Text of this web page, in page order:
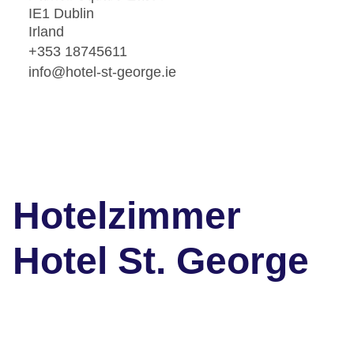
IE1 Dublin
Irland
+353 18745611
info@hotel-st-george.ie
Hotelzimmer
Hotel St. George